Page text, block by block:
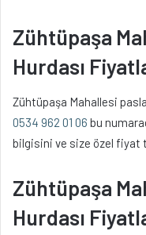
Zühtüpaşa
Hurdası
Zühtüpaşa Mahallesi
0534 962 01 06 bu
bilgisini ve size özel fiyat
Zühtüpaşa
Hurdası